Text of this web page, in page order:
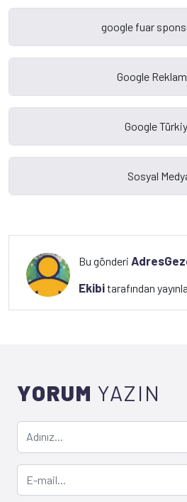
Bu gönderi
Ekibitarafından
YORUM YAZIN